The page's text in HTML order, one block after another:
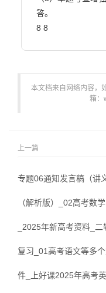
答。
8 8
本文档来自网络内容，
箱：
上一篇
专题06通知发言稿（讲
（解析版）_02高考数学
_2025年新高考资料_二
复习_01高考语文等多
件_上好课2025年高考